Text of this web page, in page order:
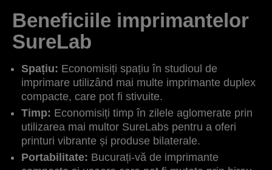
Beneficiile imprimantelor
SureLab
Spațiu: Economisiți spațiu în studioul de
imprimare utilizând mai multe imprimante duplex
compacte, care pot fi stivuite.
Timp: Economisiți timp în zilele aglomerate prin
utilizarea mai multor SureLabs pentru a oferi
printuri vibrante și produse bilaterale.
Portabilitate: Bucurați-vă de imprimante